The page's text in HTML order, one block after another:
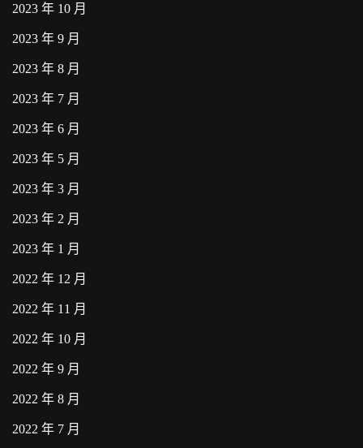
2023 年 10 月
2023 年 9 月
2023 年 8 月
2023 年 7 月
2023 年 6 月
2023 年 5 月
2023 年 3 月
2023 年 2 月
2023 年 1 月
2022 年 12 月
2022 年 11 月
2022 年 10 月
2022 年 9 月
2022 年 8 月
2022 年 7 月